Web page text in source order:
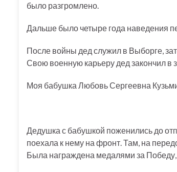
было разгромлено.
Дальше было четыре года наведения
После войны дед служил в Выборге,
Свою военную карьеру дед закончил в
Моя бабушка Любовь Сергеевна
Дедушка с бабушкой поженились до
поехала к нему на фронт. Там, на
Была награждена медалями за Победу,